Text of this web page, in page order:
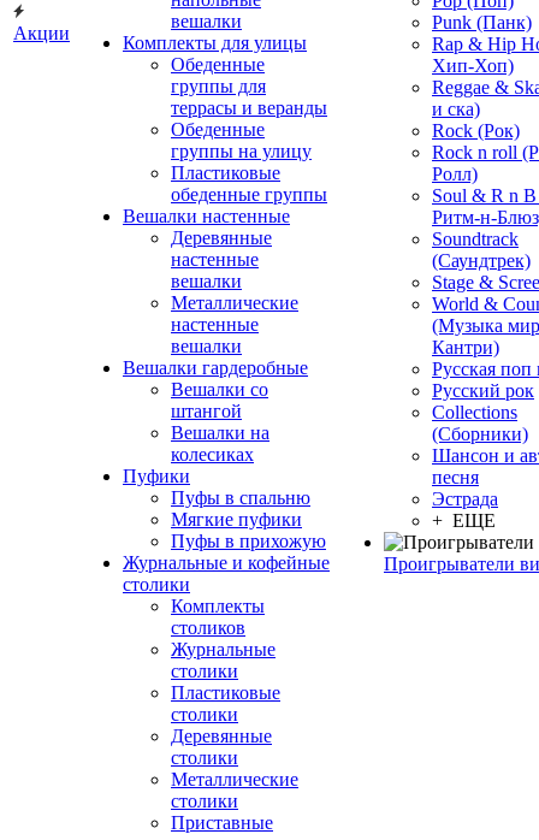
Акции
вешалки
Комплекты для улицы
Обеденные
группы для
террасы и веранды
Обеденные
группы на улицу
Пластиковые
обеденные группы
Вешалки настенные
Деревянные
настенные
вешалки
Металлические
настенные
вешалки
Вешалки гардеробные
Вешалки со
штангой
Вешалки на
колесиках
Пуфики
Пуфы в спальню
Мягкие пуфики
Пуфы в прихожую
Журнальные и кофейные
столики
Комплекты
столиков
Журнальные
столики
Пластиковые
столики
Деревянные
столики
Металлические
столики
Приставные
Punk (Панк)
Rap & Hip
Хип-Хоп)
Reggae &
и ска)
Rock (Рок)
Rock n roll
Ролл)
Soul & R n
Ритм-н-
Soundtrack
(Саундтрек)
Stage &
World &
(Музыка
Кантри)
Русская поп
Русский рок
Сollections
(Сборники)
Шансон и
песня
Эстрада
+ ЕЩЕ
Проигрыватели